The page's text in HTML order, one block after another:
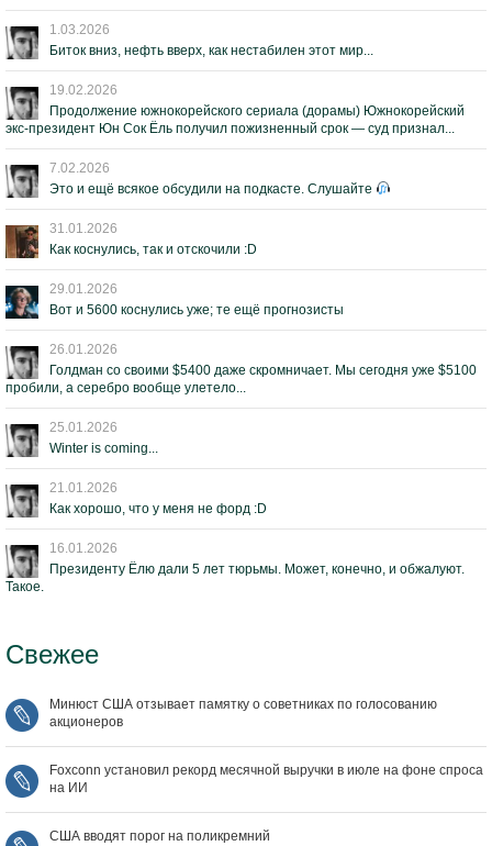
1.03.2026
Биток вниз, нефть вверх, как нестабилен этот мир...
19.02.2026
Продолжение южнокорейского сериала (дорамы) Южнокорейский
экс-президент Юн Сок Ёль получил пожизненный срок — суд признал...
7.02.2026
Это и ещё всякое обсудили на подкасте. Слушайте
31.01.2026
Как коснулись, так и отскочили :D
29.01.2026
Вот и 5600 коснулись уже; те ещё прогнозисты
26.01.2026
Голдман со своими $5400 даже скромничает. Мы сегодня уже $5100
пробили, а серебро вообще улетело...
25.01.2026
Winter is coming...
21.01.2026
Как хорошо, что у меня не форд :D
16.01.2026
Президенту Ёлю дали 5 лет тюрьмы. Может, конечно, и обжалуют.
Такое.
Свежее
Минюст США отзывает памятку о советниках по голосованию
акционеров
Foxconn установил рекорд месячной выручки в июле на фоне спроса
на ИИ
США вводят порог на поликремний